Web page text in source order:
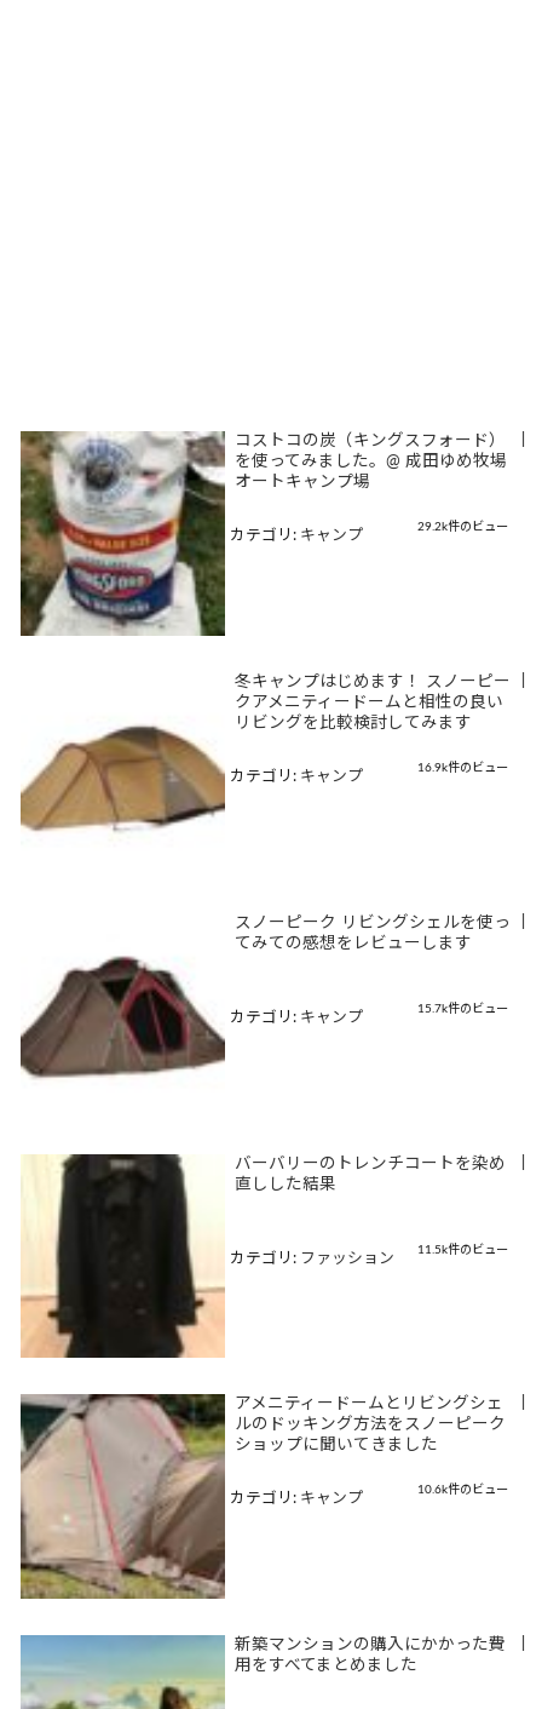
コストコの炭（キングスフォード）
を使ってみました。@ 成田ゆめ牧場
オートキャンプ場
29.2k件のビュー
カテゴリ: キャンプ
冬キャンプはじめます！ スノーピー
クアメニティードームと相性の良い
リビングを比較検討してみます
16.9k件のビュー
カテゴリ: キャンプ
スノーピーク リビングシェルを使っ
てみての感想をレビューします
15.7k件のビュー
カテゴリ: キャンプ
バーバリーのトレンチコートを染め
直しした結果
11.5k件のビュー
カテゴリ: ファッション
アメニティードームとリビングシェ
ルのドッキング方法をスノーピーク
ショップに聞いてきました
10.6k件のビュー
カテゴリ: キャンプ
新築マンションの購入にかかった費
用をすべてまとめました